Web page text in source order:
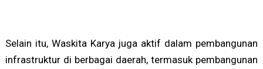
Selain itu, Waskita Karya juga aktif dalam pembangunan
infrastruktur di berbagai daerah, termasuk pembangunan